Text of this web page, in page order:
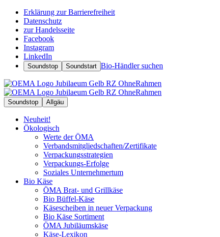
Erklärung zur Barrierefreiheit
Datenschutz
zur Handelsseite
Facebook
Instagram
LinkedIn
Soundstop Soundstart Bio-Händler suchen
Soundstop Allgäu
Neuheit!
Ökologisch
Werte der ÖMA
Verbandsmitgliedschaften/Zertifikate
Verpackungsstrategien
Verpackungs-Erfolge
Soziales Unternehmertum
Bio Käse
ÖMA Brat- und Grillkäse
Bio Büffel-Käse
Käsescheiben in neuer Verpackung
Bio Käse Sortiment
ÖMA Jubiläumskäse
Käse-Lexikon